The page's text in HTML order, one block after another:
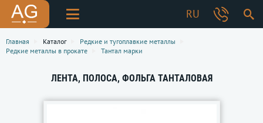
RU
Главная Каталог
Редкие и тугоплавкие металлы
Редкие металлы в прокате
Тантал марки
ЛЕНТА, ПОЛОСА, ФОЛЬГА ТАНТАЛОВАЯ